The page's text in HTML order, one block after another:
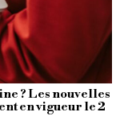
? Les nouvelles
en vigueur le 2